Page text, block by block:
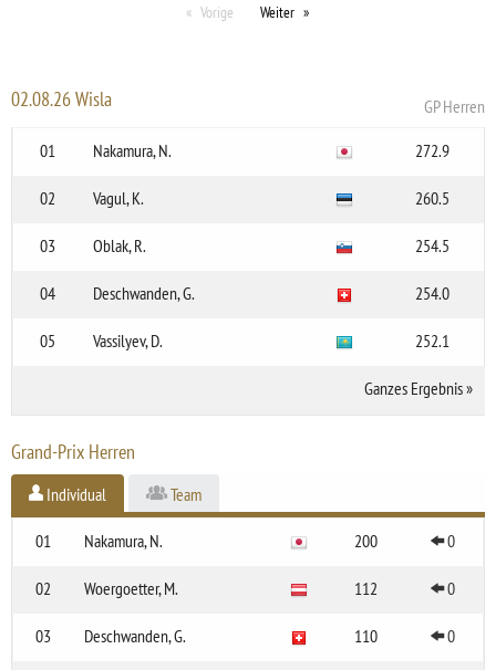
Vorige Weiter
02.08.26 Wisla
GP Herren
01
Nakamura, N. 272.9
02 Vagul, K. 260.5
03 Oblak, R. 254.5
04 Deschwanden, G. 254.0
05 Vassilyev, D. 252.1
Ganzes Ergebnis»
Grand-Prix Herren
Individual Team
01 Nakamura, N. 200 0
02 Woergoetter, M. 112 0
03 Deschwanden, G. 110 0